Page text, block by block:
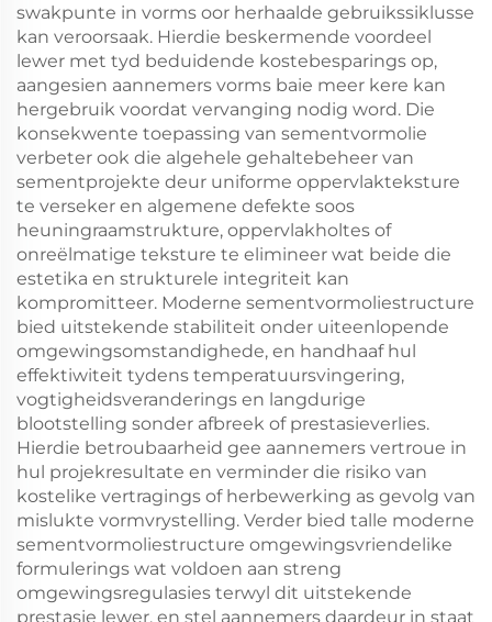
swakpunte in vorms oor herhaalde gebruikssiklusse
kan veroorsaak. Hierdie beskermende voordeel
lewer met tyd beduidende kostebesparings op,
aangesien aannemers vorms baie meer kere kan
hergebruik voordat vervanging nodig word. Die
konsekwente toepassing van sementvormolie
verbeter ook die algehele gehaltebeheer van
sementprojekte deur uniforme oppervlakteksture
te verseker en algemene defekte soos
heuningraamstrukture, oppervlakholtes of
onreëlmatige teksture te elimineer wat beide die
estetika en strukturele integriteit kan
kompromitteer. Moderne sementvormoliestructure
bied uitstekende stabiliteit onder uiteenlopende
omgewingsomstandighede, en handhaaf hul
effektiwiteit tydens temperatuursvingering,
vogtigheidsveranderings en langdurige
blootstelling sonder afbreek of prestasieverlies.
Hierdie betroubaarheid gee aannemers vertroue in
hul projekresultate en verminder die risiko van
kostelike vertragings of herbewerking as gevolg van
mislukte vormvrystelling. Verder bied talle moderne
sementvormoliestructure omgewingsvriendelike
formulerings wat voldoen aan streng
omgewingsregulasies terwyl dit uitstekende
prestasie lewer, en stel aannemers daardeur in staat